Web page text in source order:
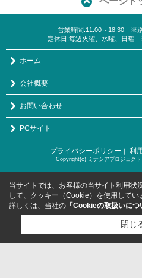
営業時間:11:00～18:30 ※
定休日:毎週火曜、水曜、日曜
ホーム
会社概要
お問い合わせ
PCサイト
プライバシーポリシー ｜ 利
Copyright(c) ミナシアプロジェク
当サイトでは、お客様の当サイト利用状
して、クッキー（Cookie）を使用してい
詳しくは、当社の 「Cookieの取扱いにつ
閉じ